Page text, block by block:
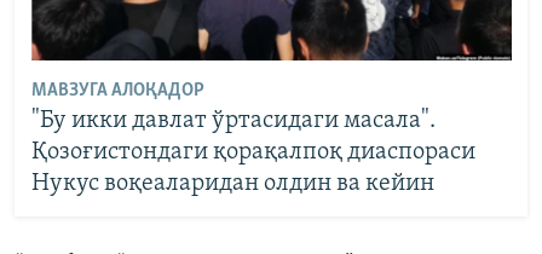
МАВЗУГА АЛОҚАДОР
"Бу икки давлат ўртасидаги масала".
Қозоғистондаги қорақалпоқ диаспораси
Нукус воқеаларидан олдин ва кейин